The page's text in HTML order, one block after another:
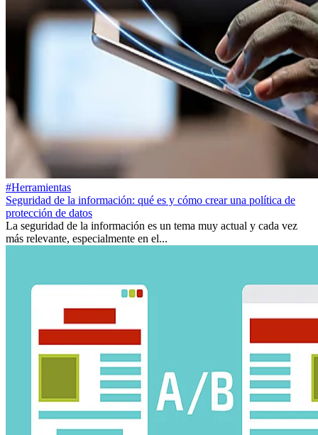
#Herramientas
Seguridad de la información: qué es y cómo crear una política de
protección de datos
La seguridad de la información es un tema muy actual y cada vez
más relevante, especialmente en el...